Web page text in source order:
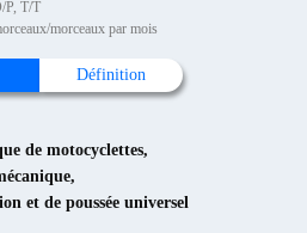
P, T/T
morceaux par mois
Définition
de motocyclettes,
,
et de poussée universel